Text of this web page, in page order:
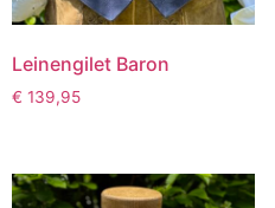
Leinengilet Baron
€ 139,95